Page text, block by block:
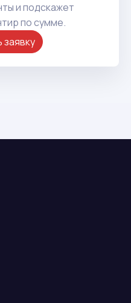
и подскажет
по сумме.